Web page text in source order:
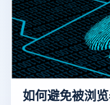
如何避免被浏